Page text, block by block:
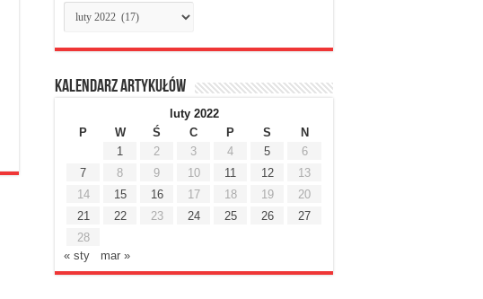
Archiwum
miesięczne
Kalendarz artykułów
luty 2022
P
W Ś C P S
N
1
2 3 4 5
6
7
8 9 10 11 12
13
14
15 16 17 18 19
20
21
22 23 24 25 26
27
28
« sty
mar »